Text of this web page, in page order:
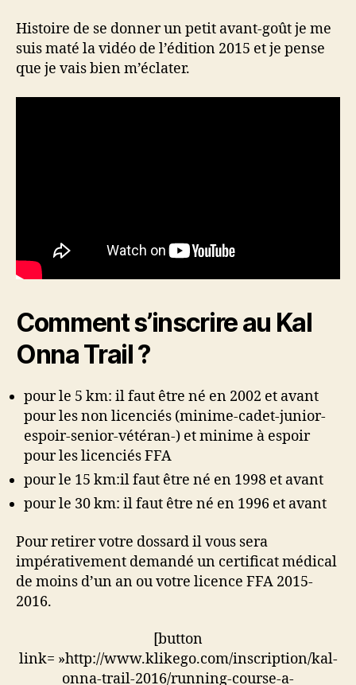
Histoire de se donner un petit avant-goût je me
suis maté la vidéo de l’édition 2015 et je pense
que je vais bien m’éclater.
Comment s’inscrire au Kal
Onna Trail ?
pour le 5 km: il faut être né en 2002 et avant
pour les non licenciés (minime-cadet-junior-
espoir-senior-vétéran-) et minime à espoir
pour les licenciés FFA
pour le 15 km:il faut être né en 1998 et avant
pour le 30 km: il faut être né en 1996 et avant
Pour retirer votre dossard il vous sera
impérativement demandé un certificat médical
de moins d’un an ou votre licence FFA 2015-
2016.
[button
link= »http://www.klikego.com/inscription/kal-
onna-trail-2016/running-course-a-